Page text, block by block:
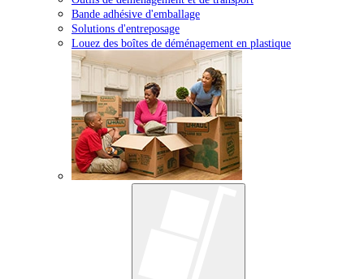
Bande adhésive d'emballage
Solutions d'entreposage
Louez des boîtes de déménagement en plastique